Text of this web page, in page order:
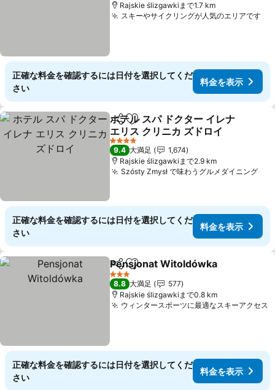
Rajskie ślizgawkiまで1.7 km
スキーやサイクリングが人気のエリアです料
正確な料金を確認するには日付を選択してくだ
さい
料金を表示
シェアお気に入りに追加
ホテル スパ ドクター イレナ
エリス クリニカ ズドロイ
料金を表示
4 ホテルのランク
9.4 大満足
1,674
Rajskie ślizgawkiまで2.9 km
Szósty Zmysł で味わうグルメダイニング
正確な料金を確認するには日付を選択してくだ
さい
料金を表示
シェアお気に入りに追加
Pensjonat Witoldówka
3 ホテルのランク
8.8 大満足
577
Rajskie ślizgawkiまで0.8 km
ウィンタースポーツに最適なスキーアクセス
正確な料金を確認するには日付を選択してくだ
さい
料金を表示